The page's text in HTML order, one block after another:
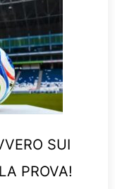
SUI
PROVA!